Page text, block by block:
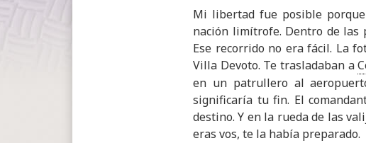
Mi libertad fue posible
nación limítrofe. Dentro de las
Ese recorrido no era fácil. La
Villa Devoto. Te trasladaban a
en un patrullero al
significaría tu fin. El
destino. Y en la rueda de las
eras vos, te la había preparado.